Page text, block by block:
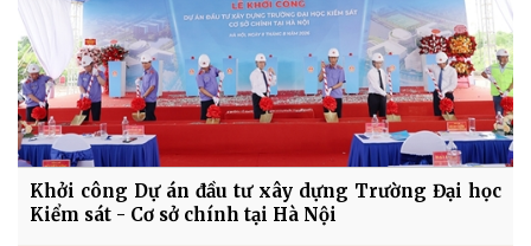
Khởi công Dự án đầu tư xây dựng Trường Đại học
Kiểm sát - Cơ sở chính tại Hà Nội